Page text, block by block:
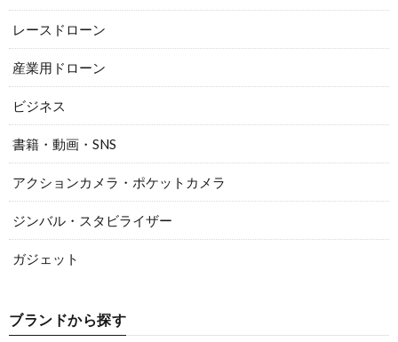
レースドローン
産業用ドローン
ビジネス
書籍・動画・SNS
アクションカメラ・ポケットカメラ
ジンバル・スタビライザー
ガジェット
ブランドから探す